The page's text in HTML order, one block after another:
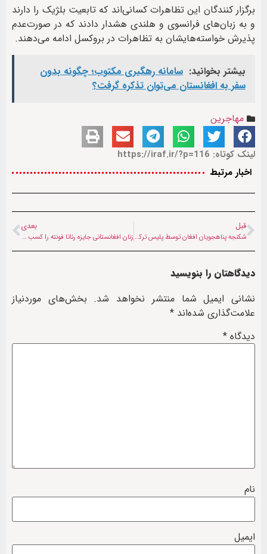
برگزار کنندگان این تظاهرات کسانی‌اند که تابعیت بلژیک را دارند
و به زبان‌های فرانسوی و هلندی هشدار دادند که در صورت‌عدم
پذیرش خواسته‌هایشان به تظاهرات در بروکسل ادامه می‌دهند.
بیشتر بخوانید: سامانه رهگیری مکتوب؛ چگونه بدون
سفر به افغانستان می‌توان تذکره گرفت؟
مهاجرین
لینک کوتاه: https://iraf.ir/?p=116
اخبار مرتبط
قبل
شکنجه پناهجویان افغان توسط پلیس ترکیه
بعدی
زنان افغانستانی جایزه رناتا فونته را کسب کردند
دیدگاهتان را بنویسید
نشانی ایمیل شما منتشر نخواهد شد. بخش‌های موردنیاز
علامت‌گذاری شده‌اند *
دیدگاه *
نام
ایمیل